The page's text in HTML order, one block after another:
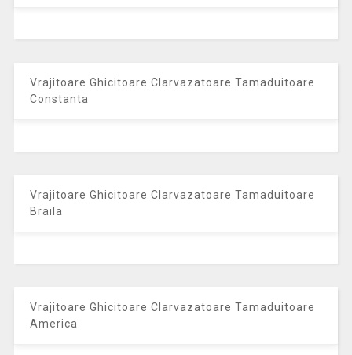
Vrajitoare Ghicitoare Clarvazatoare Tamaduitoare
Constanta
Vrajitoare Ghicitoare Clarvazatoare Tamaduitoare
Braila
Vrajitoare Ghicitoare Clarvazatoare Tamaduitoare
America